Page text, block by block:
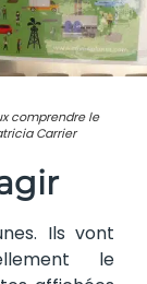
comprendre le
Carrier
Ils vont
le